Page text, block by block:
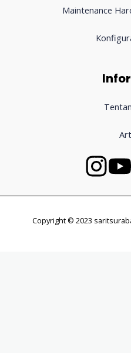
Maintenance
Copyright © 2023